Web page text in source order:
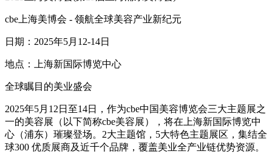
cbe上海美博会 - 领航全球美容产业新纪元
日期：2025年5月12-14日
地点：上海新国际博览中心
全球瞩目的美业盛会
2025年5月12日至14日，作为cbe中国美容博览会三大主题展之
一的美容展（以下简称cbe美容展），将在上海新国际博览中
心（浦东）璀璨登场。2大主题馆，5大特色主题展区，集结全
球300 优质展商及近千个品牌，覆盖美业全产业链优势资源。